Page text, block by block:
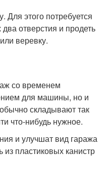
Для этого потребуется
отверстия и продеть
веревку.
со временем
для машины, но и
складывают так
что-нибудь нужное.
и улучшат вид гаража
пластиковых канистр